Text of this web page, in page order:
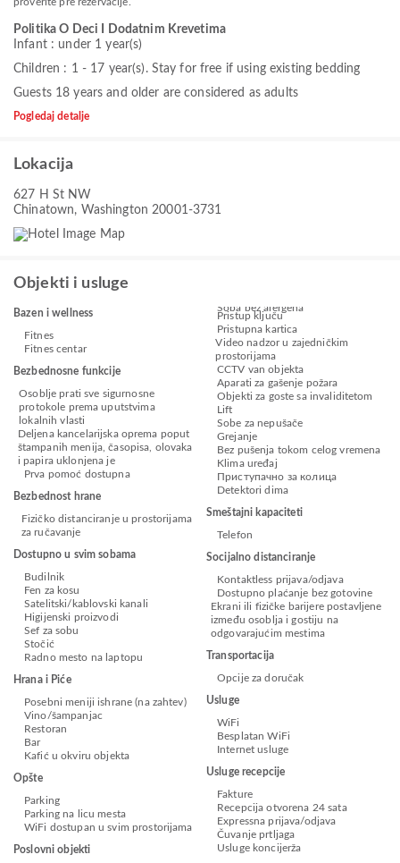
Politika O Deci I Dodatnim Krevetima
Infant : under 1 year(s)
Children : 1 - 17 year(s). Stay for free if using existing bedding
Guests 18 years and older are considered as adults
Pogledaj detalje
Lokacija
627 H St NW
Chinatown, Washington 20001-3731
Objekti i usluge
Bazen i wellness
Fitnes
Fitnes centar
Bezbednosne funkcije
Osoblje prati sve sigurnosne
protokole prema uputstvima
lokalnih vlasti
Deljena kancelarijska oprema poput
štampanih menija, časopisa, olovaka
i papira uklonjena je
Prva pomoć dostupna
Bezbednost hrane
Fizičko distanciranje u prostorijama
za ručavanje
Dostupno u svim sobama
Budilnik
Fen za kosu
Satelitski/kablovski kanali
Higijenski proizvodi
Sef za sobu
Stočić
Radno mesto na laptopu
Hrana i Piće
Posebni meniji ishrane (na zahtev)
Vino/šampanjac
Restoran
Bar
Kafić u okviru objekta
Opšte
Parking
Parking na licu mesta
WiFi dostupan u svim prostorijama
Poslovni objekti
Soba bez alergena
Pristup ključu
Pristupna kartica
Video nadzor u zajedničkim
prostorijama
CCTV van objekta
Aparati za gašenje požara
Objekti za goste sa invaliditetom
Lift
Sobe za nepušače
Grejanje
Bez pušenja tokom celog vremena
Klima uređaj
Приступачно за колица
Detektori dima
Smeštajni kapaciteti
Telefon
Socijalno distanciranje
Kontaktless prijava/odjava
Dostupno plaćanje bez gotovine
Ekrani ili fizičke barijere postavljene
između osoblja i gostiju na
odgovarajućim mestima
Transportacija
Opcije za doručak
Usluge
WiFi
Besplatan WiFi
Internet usluge
Usluge recepcije
Fakture
Recepcija otvorena 24 sata
Expressna prijava/odjava
Čuvanje prtljaga
Usluge koncijerža